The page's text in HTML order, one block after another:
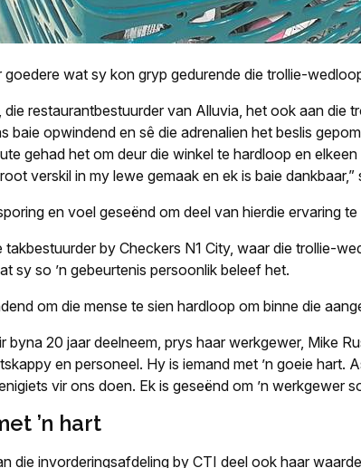
goedere wat sy kon gryp gedurende die trollie-
restaurantbestuurder van Alluvia, het ook aan die
baie opwindend en sê die adrenalien het beslis
gehad het om deur die winkel te hardloop en
verskil in my lewe gemaak en ek is baie
en voel geseënd om deel van hierdie ervaring te
takbestuurder by Checkers N1 City, waar die trollie-
sy so ’n gebeurtenis persoonlik beleef het.
om die mense te sien hardloop om binne die
byna 20 jaar deelneem, prys haar werkgewer, Mike
en personeel. Hy is iemand met ’n goeie hart.
vir ons doen. Ek is geseënd om ’n werkgewer
’n hart
die invorderingsafdeling by CTI deel ook haar